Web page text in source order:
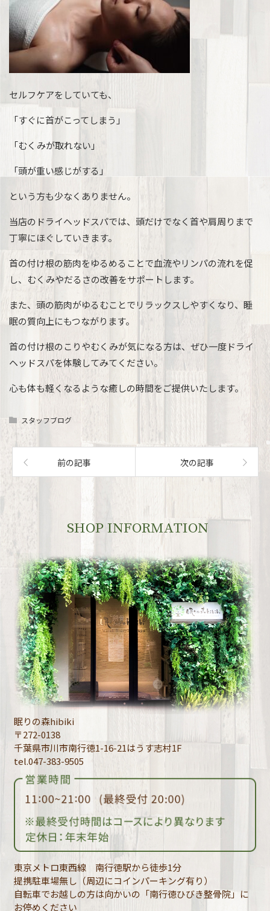
セルフケアをしていても、
「すぐに首がこってしまう」
「むくみが取れない」
「頭が重い感じがする」
という方も少なくありません。
当店のドライヘッドスパでは、頭だけでなく首や肩周りまで
丁寧にほぐしていきます。
首の付け根の筋肉をゆるめることで血流やリンパの流れを促
し、むくみやだるさの改善をサポートします。
また、頭の筋肉がゆるむことでリラックスしやすくなり、睡
眠の質向上にもつながります。
首の付け根のこりやむくみが気になる方は、ぜひ一度ドライ
ヘッドスパを体験してみてください。
心も体も軽くなるような癒しの時間をご提供いたします。
スタッフブログ
前の記事 次の記事
SHOP INFORMATION
眠りの森hibiki
〒272-0138
千葉県市川市南行徳1-16-21はうす志村1F
tel.047-383-9505
東京メトロ東西線 南行徳駅から徒歩1分
提携駐車場無し（周辺にコインパーキング有り）
自転車でお越しの方は向かいの「南行徳ひびき整骨院」に
お停めください